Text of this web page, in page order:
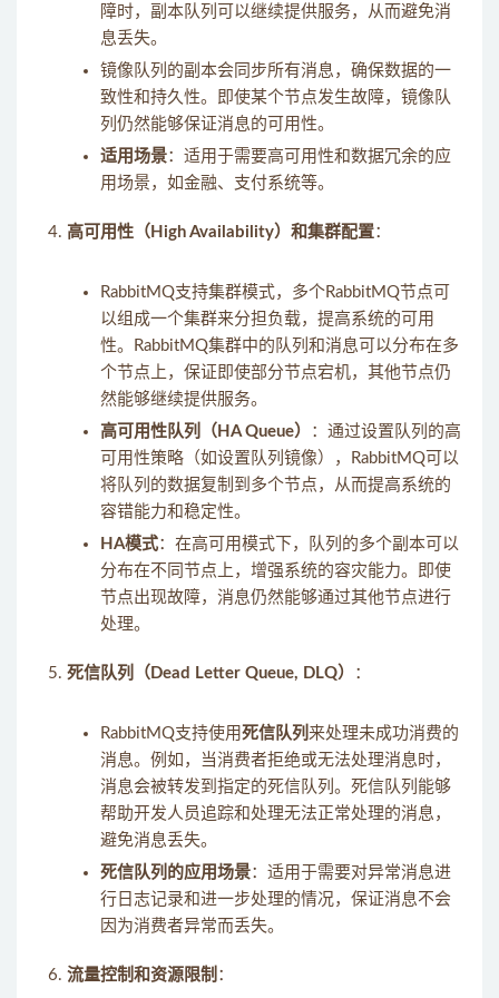
障时，副本队列可以继续提供服务，从而避免消
息丢失。
镜像队列的副本会同步所有消息，确保数据的一
致性和持久性。即使某个节点发生故障，镜像队
列仍然能够保证消息的可用性。
适用场景：适用于需要高可用性和数据冗余的应
用场景，如金融、支付系统等。
高可用性（High Availability）和集群配置：
RabbitMQ支持集群模式，多个RabbitMQ节点可
以组成一个集群来分担负载，提高系统的可用
性。RabbitMQ集群中的队列和消息可以分布在多
个节点上，保证即使部分节点宕机，其他节点仍
然能够继续提供服务。
高可用性队列（HA Queue）
：通过设置队列的高
可用性策略（如设置队列镜像），RabbitMQ可以
将队列的数据复制到多个节点，从而提高系统的
容错能力和稳定性。
HA模式：在高可用模式下，队列的多个副本可以
分布在不同节点上，增强系统的容灾能力。即使
节点出现故障，消息仍然能够通过其他节点进行
处理。
死信队列（Dead Letter Queue, DLQ） ：
RabbitMQ支持使用死信队列 来处理未成功消费的
消息。例如，当消费者拒绝或无法处理消息时，
消息会被转发到指定的死信队列。死信队列能够
帮助开发人员追踪和处理无法正常处理的消息，
避免消息丢失。
死信队列的应用场景：适用于需要对异常消息进
行日志记录和进一步处理的情况，保证消息不会
因为消费者异常而丢失。
流量控制和资源限制 ：